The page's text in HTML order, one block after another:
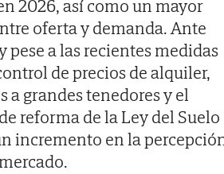
2026, así como un mayor
oferta y demanda. Ante
pese a las recientes medidas
de precios de alquiler,
a grandes tenedores y el
reforma de la Ley del Suelo
incremento en la